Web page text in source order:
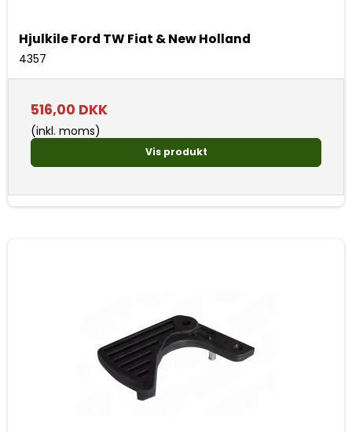
Hjulkile Ford TW Fiat & New Holland
4357
516,00 DKK
(inkl. moms)
Vis produkt